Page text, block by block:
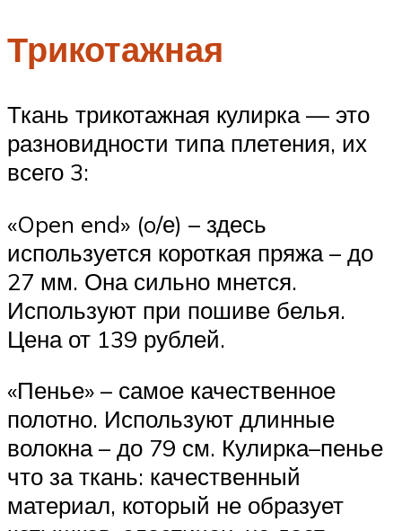
Трикотажная
Ткань трикотажная кулирка — это
разновидности типа плетения, их
всего 3:
«Open end» (o/е) – здесь
используется короткая пряжа – до
27 мм. Она сильно мнется.
Используют при пошиве белья.
Цена от 139 рублей.
«Пенье» – самое качественное
полотно. Используют длинные
волокна – до 79 см. Кулирка–пенье
что за ткань: качественный
материал, который не образует